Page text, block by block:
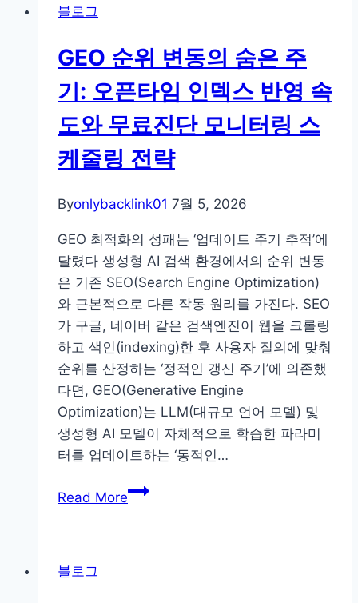
문
가
가
밝
는
예
인
움
짤
속
그
룹
로
고
위
치
로
분
블로그
GEO 순위 변동의 숨은 주
기: 오픈타임 인덱스 반영 속
도와 무료진단 모니터링 스
케줄링 전략
Byonlybacklink01 7월 5, 2026
GEO 최적화의 성패는 ‘업데이트 주기 추적’에
달렸다 생성형 AI 검색 환경에서의 순위 변동
은 기존 SEO(Search Engine Optimization)
와 근본적으로 다른 작동 원리를 가진다. SEO
가 구글, 네이버 같은 검색엔진이 웹을 크롤링
하고 색인(indexing)한 후 사용자 질의에 맞춰
순위를 산정하는 ‘정적인 갱신 주기’에 의존했
다면, GEO(Generative Engine
Optimization)는 LLM(대규모 언어 모델) 및
생성형 AI 모델이 자체적으로 학습한 파라미
터를 업데이트하는 ‘동적인…
Read MoreGEO
블로그